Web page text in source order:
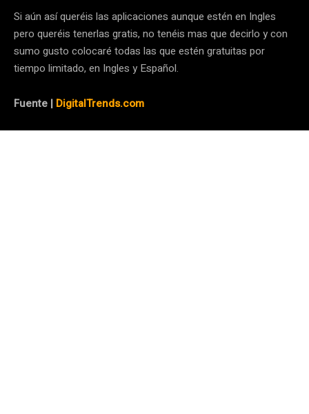
Si aún así queréis las aplicaciones aunque estén en Ingles
pero queréis tenerlas gratis, no tenéis mas que decirlo y con
sumo gusto colocaré todas las que estén gratuitas por
tiempo limitado, en Ingles y Español.
Fuente | DigitalTrends.com